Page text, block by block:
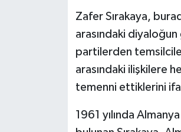
Zafer Sırakaya,
arasındaki
partilerden
arasındaki ilişkilere
temenni ettiklerini
1961 yılında